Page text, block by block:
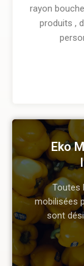
rayon
produits ,
Eko
Toutes
mobilisées
sont